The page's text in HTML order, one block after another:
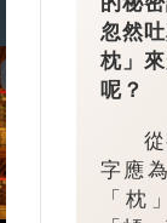
忽然
枕」
呢？
從字
字應
「枕